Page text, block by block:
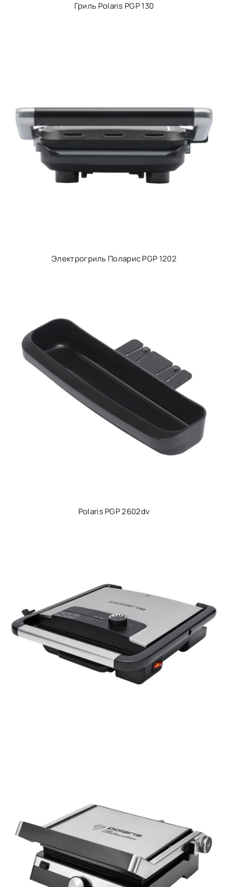
Гриль Polaris PGP 130
Электрогриль Поларис PGP 1202
Polaris PGP 2602dv